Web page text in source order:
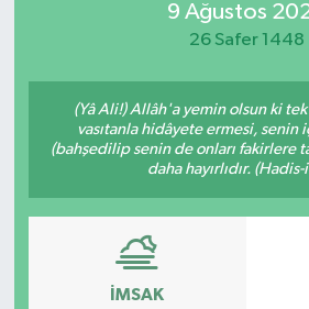
9 Ağustos
26 Safer 1448
(Yâ Ali!) Allâh'a yemin olsun ki
vasıtanla hidâyete ermesi, senin
(bahşedilip senin de onları fakirlere
daha hayırlıdır.
İMSAK
Magazin
Resmi İlan